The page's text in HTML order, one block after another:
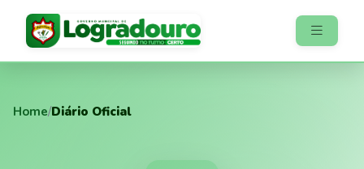
Home/Diário Oficial